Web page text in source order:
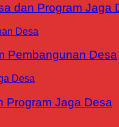
dan Program Jaga
Pembangunan Desa
Program Jaga Desa